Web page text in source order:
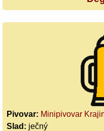
Pivovar: Minipivovar
Slad: ječný